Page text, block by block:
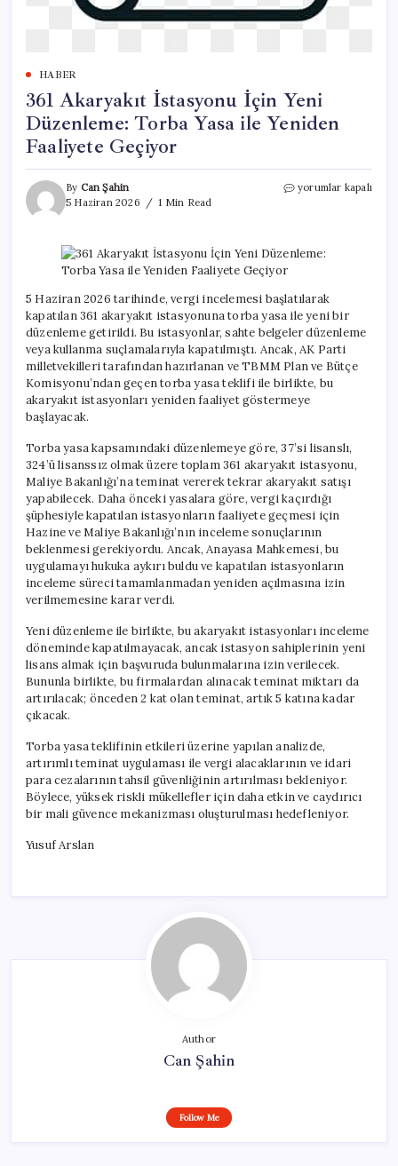
HABER
361 Akaryakıt İstasyonu İçin Yeni
Düzenleme: Torba Yasa ile Yeniden
Faaliyete Geçiyor
By Can Şahin
5 Haziran 2026
1 Min Read
361
Yeni
Düzenleme:
Yasa
ile
Yeniden
Faaliyete
Geçiyor
için
yorumlar kapalı
5 Haziran 2026 tarihinde, vergi incelemesi başlatılarak
kapatılan 361 akaryakıt istasyonuna torba yasa ile yeni bir
düzenleme getirildi. Bu istasyonlar, sahte belgeler düzenleme
veya kullanma suçlamalarıyla kapatılmıştı. Ancak, AK Parti
milletvekilleri tarafından hazırlanan ve TBMM Plan ve Bütçe
Komisyonu’ndan geçen torba yasa teklifi ile birlikte, bu
akaryakıt istasyonları yeniden faaliyet göstermeye
başlayacak.
Torba yasa kapsamındaki düzenlemeye göre, 37’si lisanslı,
324’ü lisanssız olmak üzere toplam 361 akaryakıt istasyonu,
Maliye Bakanlığı’na teminat vererek tekrar akaryakıt satışı
yapabilecek. Daha önceki yasalara göre, vergi kaçırdığı
şüphesiyle kapatılan istasyonların faaliyete geçmesi için
Hazine ve Maliye Bakanlığı’nın inceleme sonuçlarının
beklenmesi gerekiyordu. Ancak, Anayasa Mahkemesi, bu
uygulamayı hukuka aykırı buldu ve kapatılan istasyonların
inceleme süreci tamamlanmadan yeniden açılmasına izin
verilmemesine karar verdi.
Yeni düzenleme ile birlikte, bu akaryakıt istasyonları inceleme
döneminde kapatılmayacak, ancak istasyon sahiplerinin yeni
lisans almak için başvuruda bulunmalarına izin verilecek.
Bununla birlikte, bu firmalardan alınacak teminat miktarı da
artırılacak; önceden 2 kat olan teminat, artık 5 katına kadar
çıkacak.
Torba yasa teklifinin etkileri üzerine yapılan analizde,
artırımlı teminat uygulaması ile vergi alacaklarının ve idari
para cezalarının tahsil güvenliğinin artırılması bekleniyor.
Böylece, yüksek riskli mükellefler için daha etkin ve caydırıcı
bir mali güvence mekanizması oluşturulması hedefleniyor.
Yusuf Arslan
Author
Can Şahin
Follow Me